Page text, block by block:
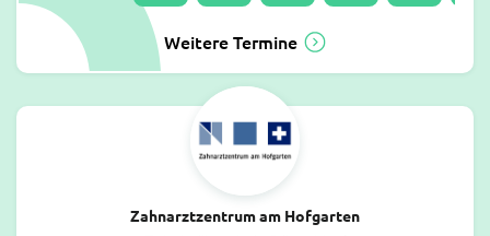
Weitere Termine
Zahnarztzentrum am Hofgarten